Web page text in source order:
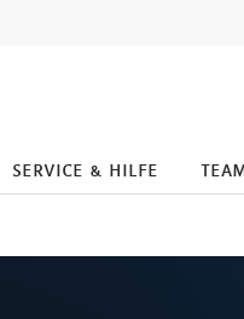
service & hilfe